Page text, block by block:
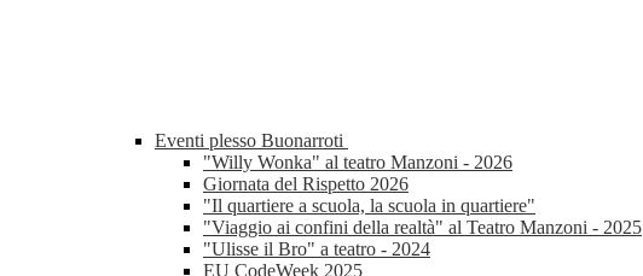
Eventi plesso Buonarroti
"Willy Wonka" al teatro Manzoni - 2026
Giornata del Rispetto 2026
"Il quartiere a scuola, la scuola in quartiere"
"Viaggio ai confini della realtà" al Teatro Manzoni - 2025
"Ulisse il Bro" a teatro - 2024
EU CodeWeek 2025